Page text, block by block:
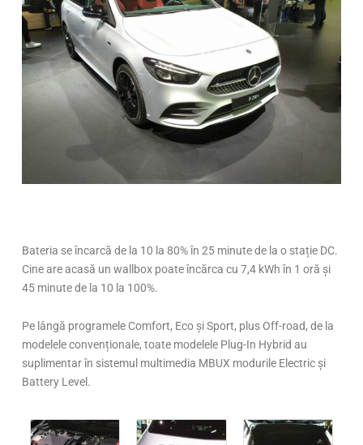
Bateria se încarcă de la 10 la 80% în 25 minute de la o stație DC.
Cine are acasă un wallbox poate încărca cu 7,4 kWh în 1 oră și
45 minute de la 10 la 100%.
Pe lângă programele Comfort, Eco și Sport, plus Off-road, de la
modelele convenționale, toate modelele Plug-In Hybrid au
suplimentar în sistemul multimedia MBUX modurile Electric și
Battery Level.